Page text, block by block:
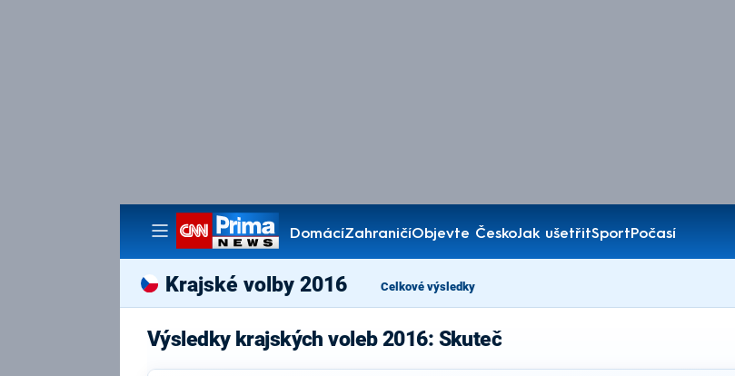
DomácíZahraničíObjevte ČeskoJak ušetřitSportPočasí
Pořady
Krajské volby 2016 Celkové výsledky
Výsledky krajských voleb 2016: Skuteč